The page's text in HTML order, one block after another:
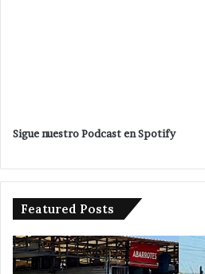
Sigue nuestro Podcast en Spotify
Featured Posts
Avanza
investigación